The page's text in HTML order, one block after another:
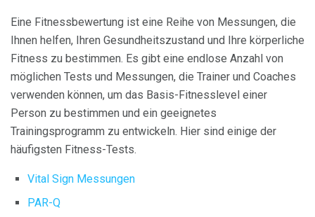
Eine Fitnessbewertung ist eine Reihe von Messungen, die
Ihnen helfen, Ihren Gesundheitszustand und Ihre körperliche
Fitness zu bestimmen. Es gibt eine endlose Anzahl von
möglichen Tests und Messungen, die Trainer und Coaches
verwenden können, um das Basis-Fitnesslevel einer
Person zu bestimmen und ein geeignetes
Trainingsprogramm zu entwickeln. Hier sind einige der
häufigsten Fitness-Tests.
Vital Sign Messungen
PAR-Q